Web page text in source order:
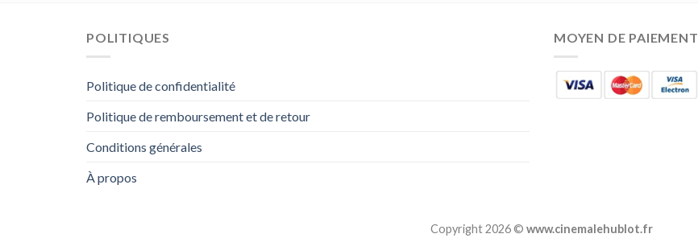
POLITIQUES
Politique de confidentialité
Politique de remboursement et de retour
Conditions générales
À propos
MOYEN DE PAIEMENT
Copyright 2026 © www.cinemalehublot.fr